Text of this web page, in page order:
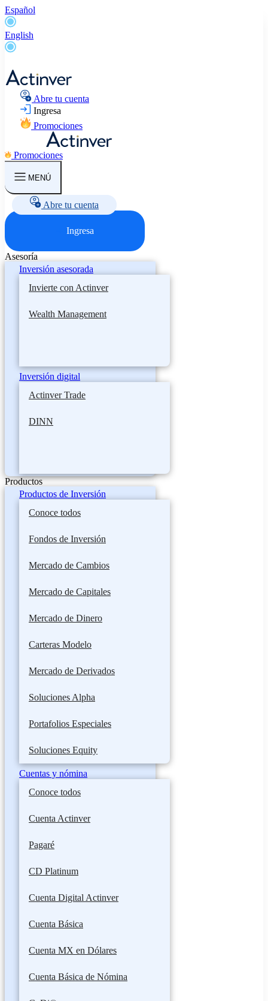
Español
English
Abre tu cuenta
Ingresa
Promociones
Promociones
MENÚ
Abre tu cuenta
Ingresa
Asesoría
Inversión asesorada
Invierte con Actinver
Wealth Management
Inversión digital
Actinver Trade
DINN
Productos
Productos de Inversión
Conoce todos
Fondos de Inversión
Mercado de Cambios
Mercado de Capitales
Mercado de Dinero
Carteras Modelo
Mercado de Derivados
Soluciones Alpha
Portafolios Especiales
Soluciones Equity
Cuentas y nómina
Conoce todos
Cuenta Actinver
Pagaré
CD Platinum
Cuenta Digital Actinver
Cuenta Básica
Cuenta MX en Dólares
Cuenta Básica de Nómina